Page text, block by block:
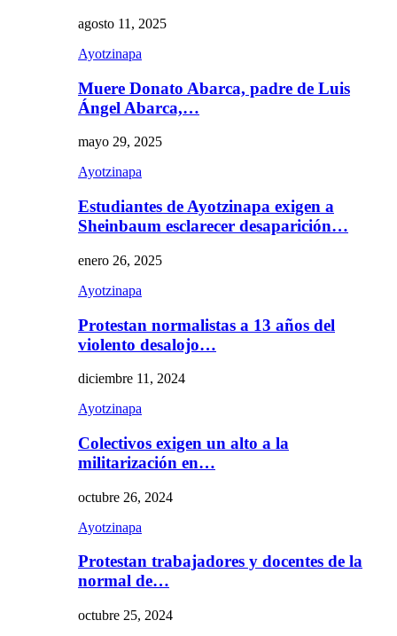
agosto 11, 2025
Ayotzinapa
Muere Donato Abarca, padre de Luis
Ángel Abarca,…
mayo 29, 2025
Ayotzinapa
Estudiantes de Ayotzinapa exigen a
Sheinbaum esclarecer desaparición…
enero 26, 2025
Ayotzinapa
Protestan normalistas a 13 años del
violento desalojo…
diciembre 11, 2024
Ayotzinapa
Colectivos exigen un alto a la
militarización en…
octubre 26, 2024
Ayotzinapa
Protestan trabajadores y docentes de la
normal de…
octubre 25, 2024